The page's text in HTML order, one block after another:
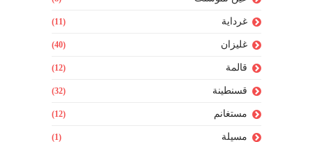
غرداية (11)
غليزان (40)
قالمة (12)
قسنطينة (32)
مستغانم (12)
مسيلة (1)